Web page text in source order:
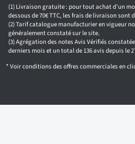
m
a
Livraison gratuite : pour tout achat d'un
dessous de 70€ TTC, les frais de livraison sont
Tarif catalogue manufacturier en vigueur
généralement constaté sur le site.
Agrégation des notes Avis Vérifiés
derniers mois et un total de 136 avis depuis le
* Voir conditions des offres commerciales en